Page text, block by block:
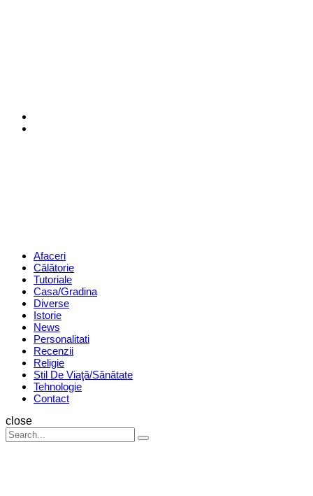
Menu Afaceri
Călătorie
Tutoriale
Casa/Gradina
Diverse
Istorie
News
Personalitati
Recenzii
Religie
Stil De Viaţă/Sănătate
Tehnologie
Contact
Search
close
Search
for:
Search